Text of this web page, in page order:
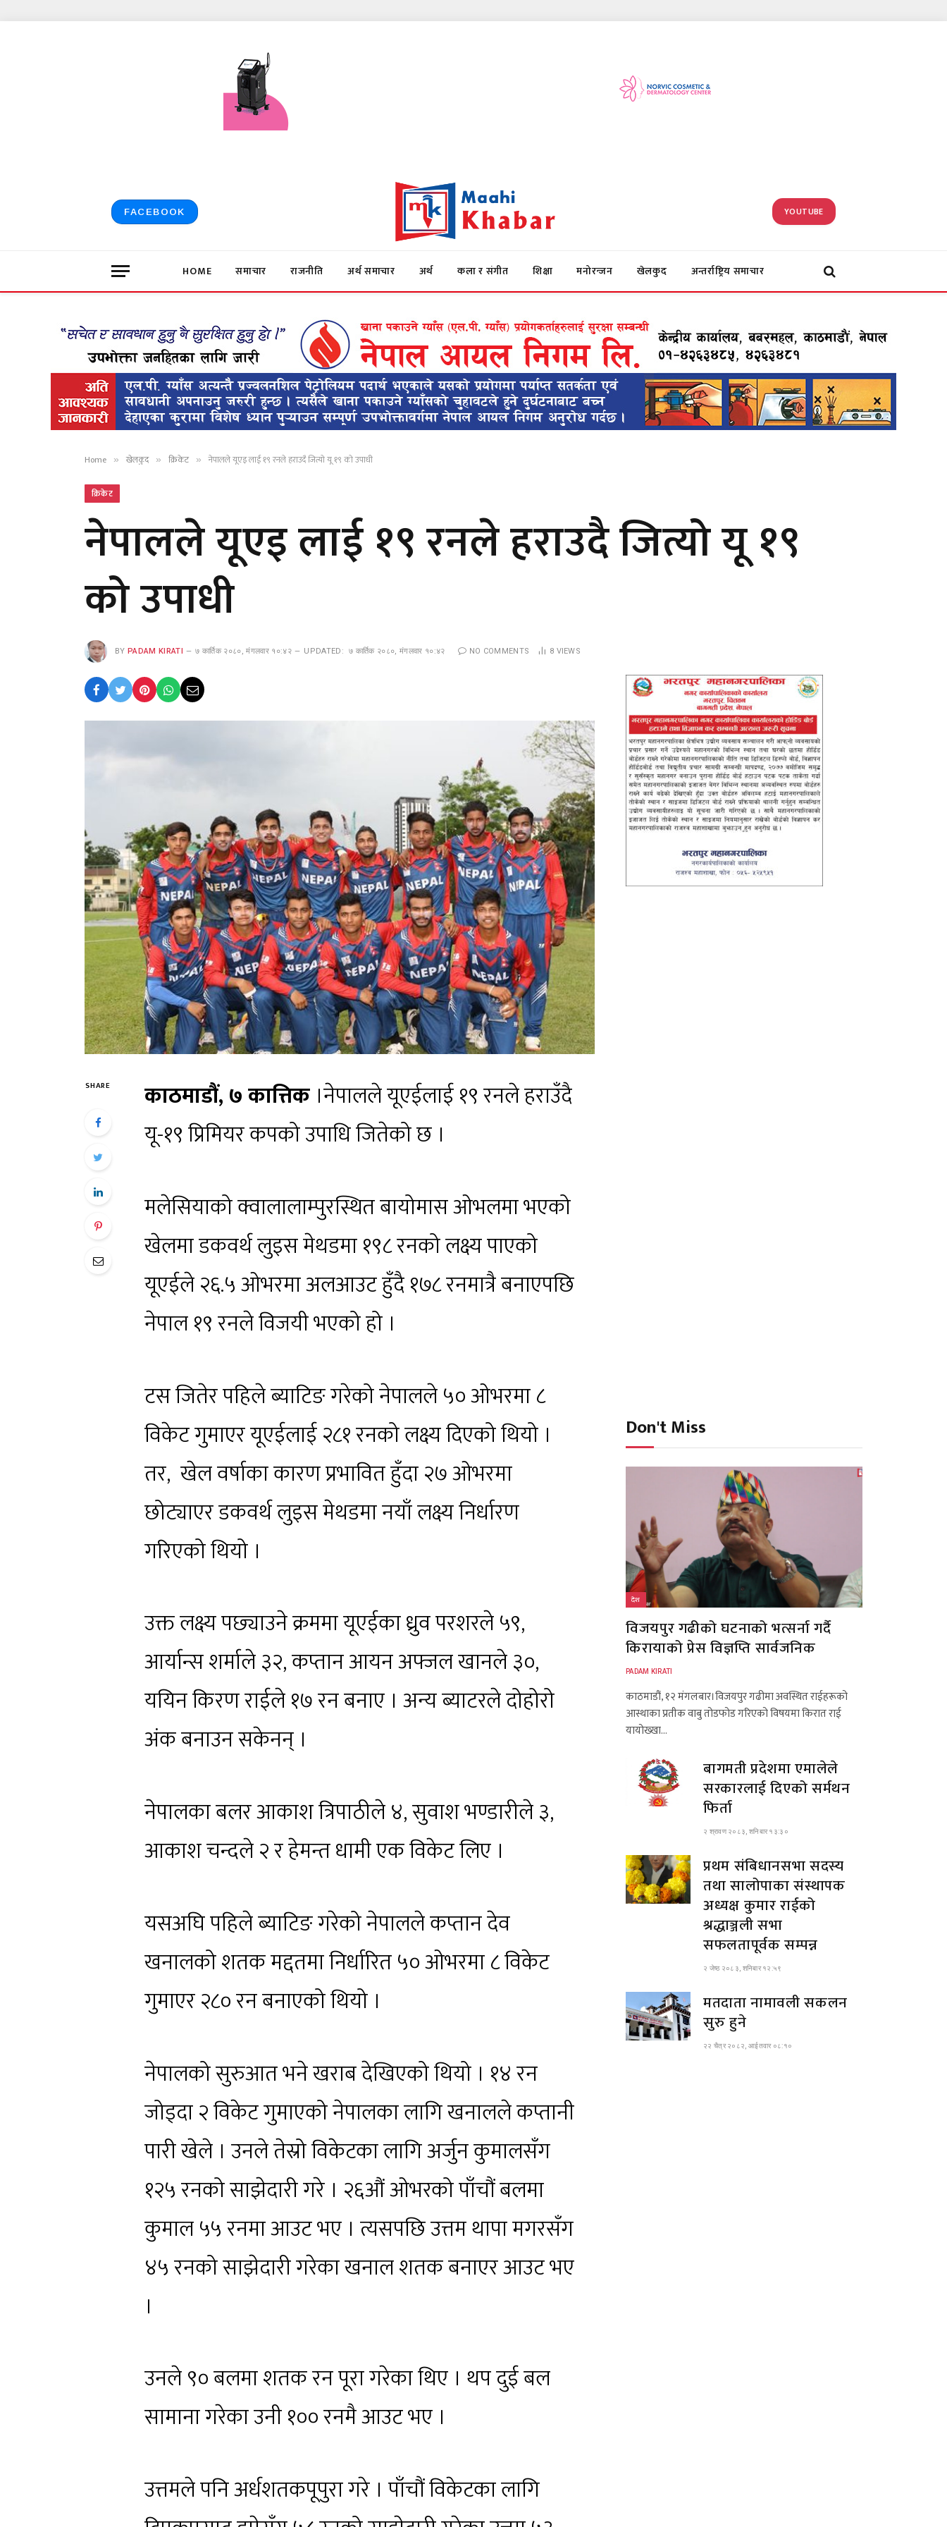
FACEBOOK YOUTUBE
HOME समाचार राजनीति अर्थ समाचार अर्थ कला र संगीत शिक्षा मनोरन्जन खेलकुद अन्तर्राष्ट्रिय समाचार
Home » खेलकुद » क्रिकेट » नेपालले यूएइ लाई १९ रनले हराउदै जित्यो यू १९ को उपाधी
क्रिकेट
नेपालले यूएइ लाई १९ रनले हराउदै जित्यो यू १९
को उपाधी
BY PADAM KIRATI ७ कार्तिक २०८०, मंगलवार १०:४२ UPDATED: ७ कार्तिक २०८०, मंगलवार १०:४२ NO COMMENTS 8 VIEWS
SHARE काठमाडौं, ७ कात्तिक ।नेपालले यूएईलाई १९ रनले हराउँदै
यू-१९ प्रिमियर कपको उपाधि जितेको छ ।
मलेसियाको क्वालालाम्पुरस्थित बायोमास ओभलमा भएको
खेलमा डकवर्थ लुइस मेथडमा १९८ रनको लक्ष्य पाएको
यूएईले २६.५ ओभरमा अलआउट हुँदै १७८ रनमात्रै बनाएपछि
नेपाल १९ रनले विजयी भएको हो ।
टस जितेर पहिले ब्याटिङ गरेको नेपालले ५० ओभरमा ८
विकेट गुमाएर यूएईलाई २८१ रनको लक्ष्य दिएको थियो ।
तर, खेल वर्षाका कारण प्रभावित हुँदा २७ ओभरमा
छोट्याएर डकवर्थ लुइस मेथडमा नयाँ लक्ष्य निर्धारण
गरिएको थियो ।
उक्त लक्ष्य पछ्याउने क्रममा यूएईका ध्रुव परशरले ५९,
आर्यान्स शर्माले ३२, कप्तान आयन अफ्जल खानले ३०,
ययिन किरण राईले १७ रन बनाए । अन्य ब्याटरले दोहोरो
अंक बनाउन सकेनन् ।
नेपालका बलर आकाश त्रिपाठीले ४, सुवाश भण्डारीले ३,
आकाश चन्दले २ र हेमन्त धामी एक विकेट लिए ।
यसअघि पहिले ब्याटिङ गरेको नेपालले कप्तान देव
खनालको शतक मद्दतमा निर्धारित ५० ओभरमा ८ विकेट
गुमाएर २८० रन बनाएको थियो ।
नेपालको सुरुआत भने खराब देखिएको थियो । १४ रन
जोड्दा २ विकेट गुमाएको नेपालका लागि खनालले कप्तानी
पारी खेले । उनले तेस्रो विकेटका लागि अर्जुन कुमालसँग
१२५ रनको साझेदारी गरे । २६औं ओभरको पाँचौं बलमा
कुमाल ५५ रनमा आउट भए । त्यसपछि उत्तम थापा मगरसँग
४५ रनको साझेदारी गरेका खनाल शतक बनाएर आउट भए
।
उनले ९० बलमा शतक रन पूरा गरेका थिए । थप दुई बल
सामाना गरेका उनी १०० रनमै आउट भए ।
उत्तमले पनि अर्धशतकपूपुरा गरे । पाँचौं विकेटका लागि
Don't Miss
देश
विजयपुर गढीको घटनाको भत्सर्ना गर्दै
किरायाको प्रेस विज्ञप्ति सार्वजनिक
PADAM KIRATI
काठमाडौं, १२ मंगलबार।विजयपुर गढीमा अवस्थित राईहरूको
आस्थाका प्रतीक वाबु तोडफोड गरिएको विषयमा किरात राई
यायोख्खा…
बागमती प्रदेशमा एमालेले
सरकारलाई दिएको सर्मथन
फिर्ता
२ श्रावण २०८३, शनिबार १३:३०
प्रथम संबिधानसभा सदस्य
तथा सालोपाका संस्थापक
अध्यक्ष कुमार राईको
श्रद्धाञ्जली सभा
सफलतापूर्वक सम्पन्न
२ जेष्ठ २०८३, शनिबार १२:५९
मतदाता नामावली सकलन
सुरु हुने
२२ चैत्र २०८२, आईतवार ०८:१०